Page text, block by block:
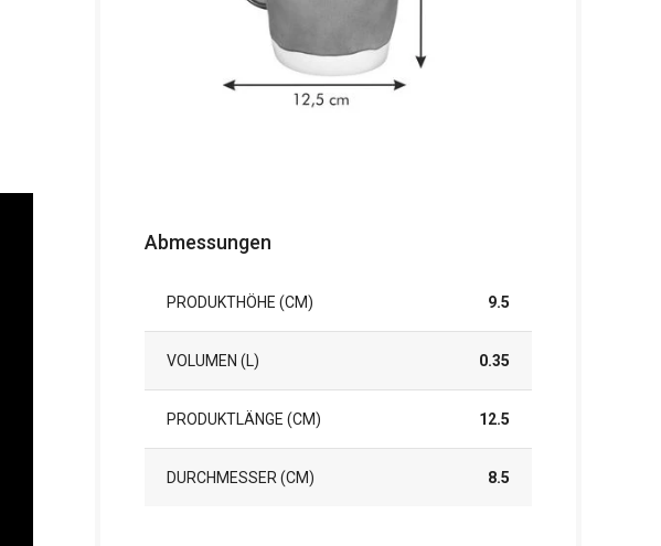
Abmessungen
PRODUKTHÖHE (CM) 9.5
VOLUMEN (L) 0.35
PRODUKTLÄNGE (CM) 12.5
DURCHMESSER (CM) 8.5